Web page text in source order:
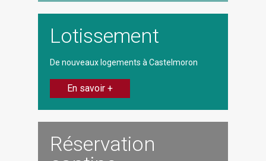
Lotissement
De nouveaux logements à Castelmoron
En savoir +
Réservation